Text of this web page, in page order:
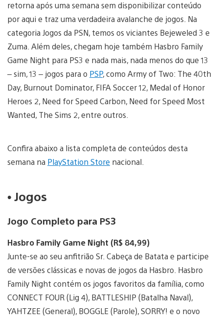
retorna após uma semana sem disponibilizar conteúdo
por aqui e traz uma verdadeira avalanche de jogos. Na
categoria Jogos da PSN, temos os viciantes Bejeweled 3 e
Zuma. Além deles, chegam hoje também Hasbro Family
Game Night para PS3 e nada mais, nada menos do que 13
– sim, 13 – jogos para o PSP, como Army of Two: The 40th
Day, Burnout Dominator, FIFA Soccer 12, Medal of Honor
Heroes 2, Need for Speed Carbon, Need for Speed Most
Wanted, The Sims 2, entre outros.
Confira abaixo a lista completa de conteúdos desta
semana na PlayStation Store nacional.
• Jogos
Jogo Completo para PS3
Hasbro Family Game Night (R$ 84,99)
Junte-se ao seu anfitrião Sr. Cabeça de Batata e participe
de versões clássicas e novas de jogos da Hasbro. Hasbro
Family Night contém os jogos favoritos da família, como
CONNECT FOUR (Lig 4), BATTLESHIP (Batalha Naval),
YAHTZEE (General), BOGGLE (Parole), SORRY! e o novo